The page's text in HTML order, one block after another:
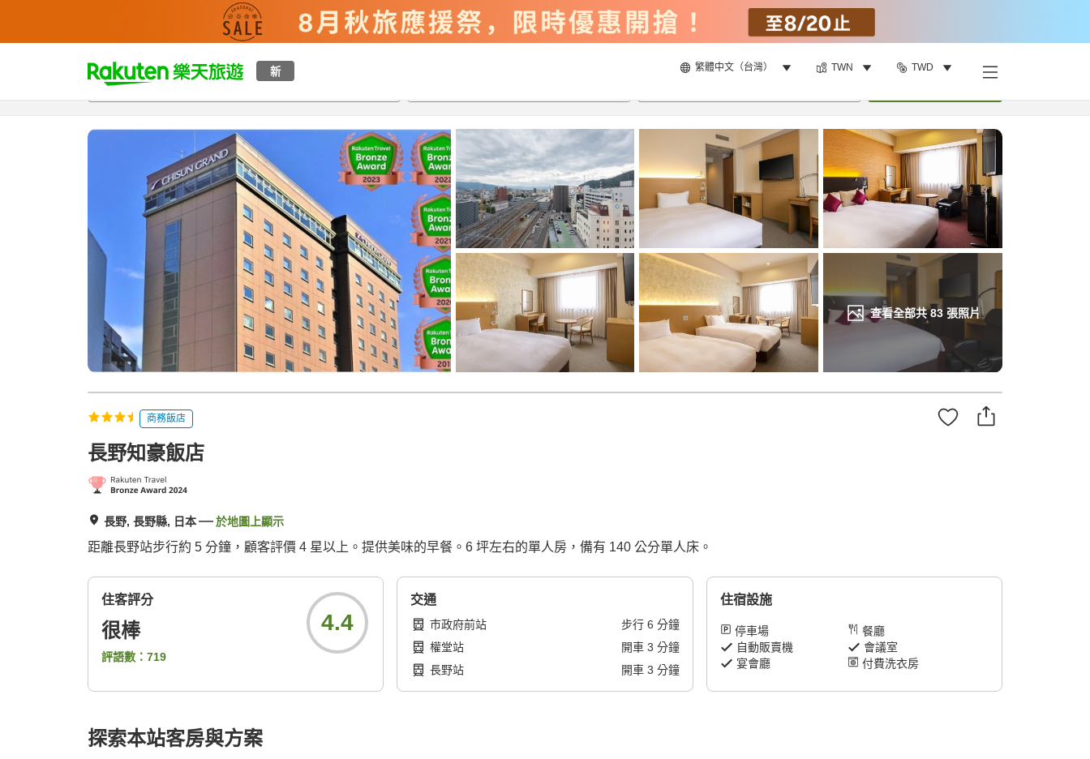
新 繁體中文（台灣） TWN TWD
t
p
a
a
查看全部共83張照片
總覽客房與方案評語特點設施
商務飯店
長野知豪飯店
長野, 長野縣, 日本 於地圖上顯示
距離長野站步行約 5 分鐘，顧客評價 4 星以上。提供美味的早餐。6 坪左右的單人房，備有 140 公分單人床。
住客評分
很棒
評語數： 719
4.4
交通
市政府前站 步行 6 分鐘
權堂站
開車 3 分鐘
長野站
開車 3 分鐘
住宿設施
停車場
餐廳
自動販賣機
會議室
宴會廳
付費洗衣房
探索本站客房與方案